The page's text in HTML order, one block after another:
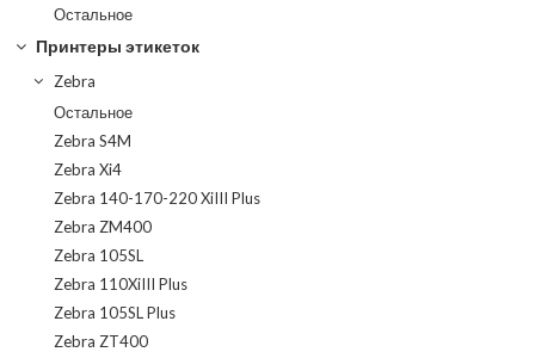
Остальное
Принтеры этикеток
Zebra
Остальное
Zebra S4M
Zebra Xi4
Zebra 140-170-220 XiIII Plus
Zebra ZM400
Zebra 105SL
Zebra 110XiIII Plus
Zebra 105SL Plus
Zebra ZT400